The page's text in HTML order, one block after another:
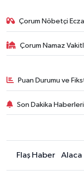
Çorum Nöbetçi
Çorum Namaz
Puan Durumu ve
Son Dakika Haberleri
Flaş Haber Alaca